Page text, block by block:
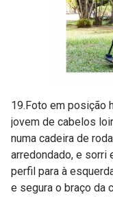
19.Foto em posição
jovem de cabelos
numa cadeira de
arredondado, e sorri
perfil para à
e segura o braço da